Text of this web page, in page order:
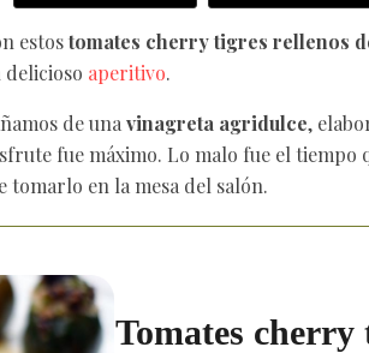
estostomates cherry tigres rellenos
aperitivo.
de una vinagreta agridulce,
fue máximo. Lo malo fue el tiempo
tomarlo en la mesa del salón.
Tomates cherry